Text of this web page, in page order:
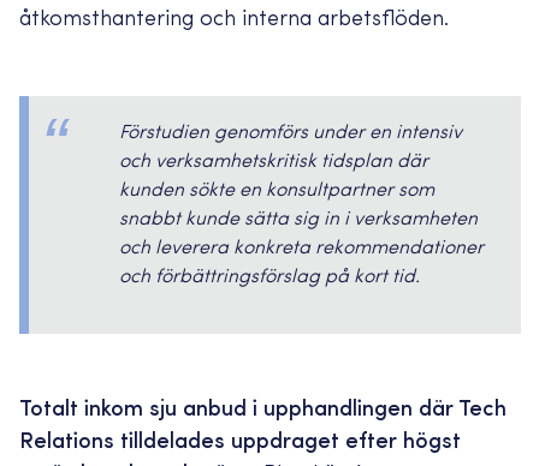
åtkomsthantering och interna arbetsflöden.
Förstudien genomförs under en intensiv
och verksamhetskritisk tidsplan där
kunden sökte en konsultpartner som
snabbt kunde sätta sig in i verksamheten
och leverera konkreta rekommendationer
och förbättringsförslag på kort tid.
Totalt inkom sju anbud i upphandlingen där Tech
Relations tilldelades uppdraget efter högst